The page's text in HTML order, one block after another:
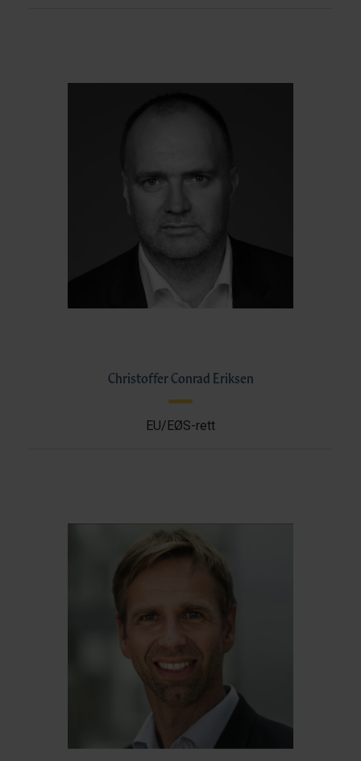
Christoffer Conrad Eriksen
EU/EØS-rett